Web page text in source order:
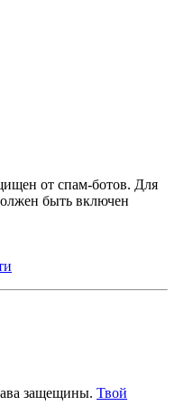
от спам-ботов. Для
быть включен
защещины. Твой